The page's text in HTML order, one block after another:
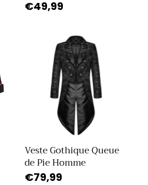
Prix
€49,99
Veste Gothique Queue
de Pie Homme
Prix
€79,99